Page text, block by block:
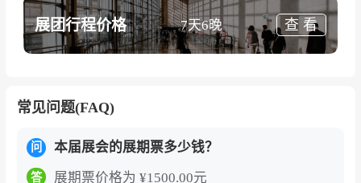
展团行程价格 7天6晚 查 看
常见问题(FAQ)
问 本届展会的展期票多少钱？
答 展期票价格为 ¥1500.00元